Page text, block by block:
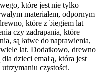
które jest nie tylko
materiałem, odpornym
które z biegiem lat
czy zadrapania, które
są łatwe do naprawienia,
lat. Dodatkowo, drewno
dla dzieci emalią, która jest
utrzymaniu czystości.